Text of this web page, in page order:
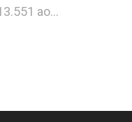
ao…